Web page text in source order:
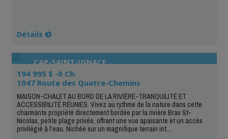
Détails
CAP-SAINT-IGNACE
194 995 $ -0 Ch.
1047 Route des Quatre-Chemins
MAISON-CHALET AU BORD DE LA RIVIÈRE-TRANQUILITÉ ET
ACCESSIBILITÉ RÉUNIES. Vivez au rythme de la nature dans cette
charmante propriété directement bordée par la rivière Bras St-
Nicolas, petite plage privée, offrant une vue apaisante et un accès
privilégié à l'eau. Nichée sur un magnifique terrain int...